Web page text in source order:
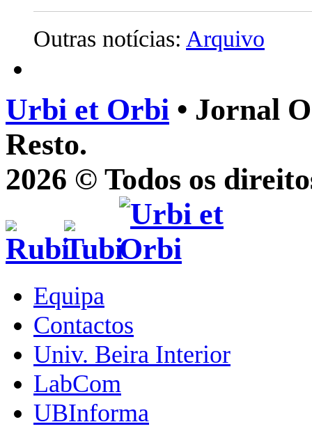
Outras notícias: Arquivo
Urbi et Orbi • Jornal
Resto.
2026 © Todos os
Equipa
Contactos
Univ. Beira Interior
LabCom
UBInforma